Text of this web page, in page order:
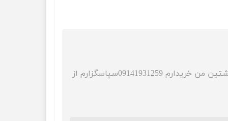
اگر دسته دار بود برای افراد مسن و کسانی که ناتوانی حرکتی دارن عالی میشد اگر چنین گزینه ای موجود داشتین من خریدارم 09141931259سپاسگزارم از